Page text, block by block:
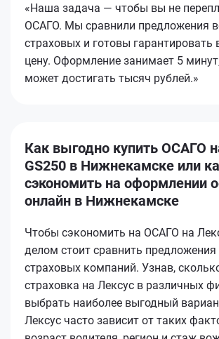
«Наша задача — чтобы вы не
ОСАГО. Мы сравнили предложения
страховых и готовы
цену. Оформление занимает 5
может достигать тысяч рублей.»
Как выгодно купить ОСАГО
GS250 в Нижнекамске или
сэкономить на оформлении
онлайн в Нижнекамске
Чтобы сэкономить на ОСАГО на
делом стоит сравнить
страховых компаний. Узнав,
страховка на Лексус в различных
выбрать наиболее выгодный
Лексус часто зависит от таких